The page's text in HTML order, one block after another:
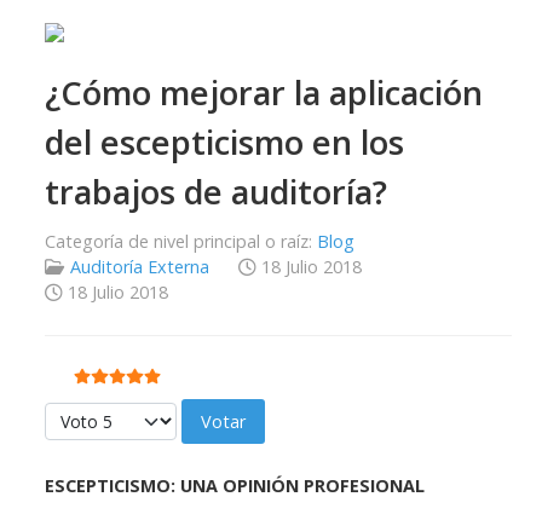
¿Cómo mejorar la aplicación
del escepticismo en los
trabajos de auditoría?
Categoría de nivel principal o raíz: Blog
Auditoría Externa
18 Julio 2018
18 Julio 2018
Ratio:5/5
Por favor, vote
ESCEPTICISMO: UNA OPINIÓN PROFESIONAL